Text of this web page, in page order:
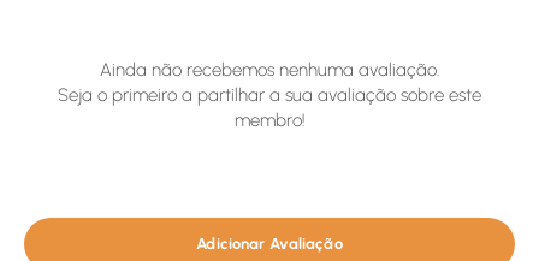
Ainda não recebemos nenhuma avaliação.
Seja o primeiro a partilhar a sua avaliação sobre este
membro!
Adicionar Avaliação